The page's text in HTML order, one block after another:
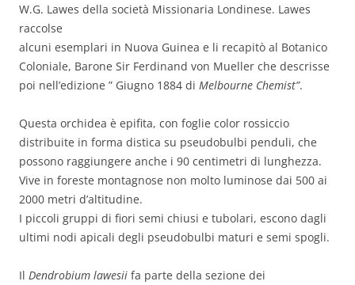
W.G. Lawes della società Missionaria Londinese. Lawes
raccolse
alcuni esemplari in Nuova Guinea e li recapitò al Botanico
Coloniale, Barone Sir Ferdinand von Mueller che descrisse
poi nell’edizione ” Giugno 1884 di Melbourne Chemist”.
Questa orchidea è epifita, con foglie color rossiccio
distribuite in forma distica su pseudobulbi penduli, che
possono raggiungere anche i 90 centimetri di lunghezza.
Vive in foreste montagnose non molto luminose dai 500 ai
2000 metri d’altitudine.
I piccoli gruppi di fiori semi chiusi e tubolari, escono dagli
ultimi nodi apicali degli pseudobulbi maturi e semi spogli.
Il Dendrobium lawesii fa parte della sezione dei